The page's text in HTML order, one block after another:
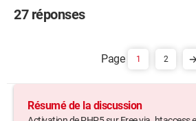
27 réponses
1 2
Résumé de la discussion